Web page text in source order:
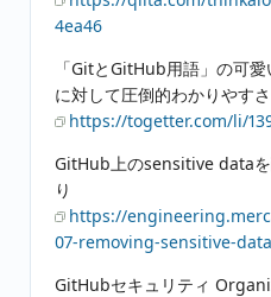
4ea46
「GitとGitHub用語」の可
に対して圧倒的わかりやす
https://togetter.com/li/
GitHub上のsensitive data
り
https://
07-removing-sensitive-
GitHubセキュリティ